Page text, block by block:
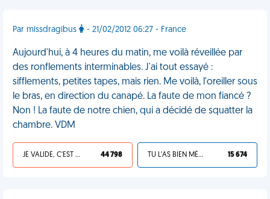
Par missdragibus - 21/02/2012 06:27 - France
Aujourd'hui, à 4 heures du matin, me voilà réveillée par
des ronflements interminables. J'ai tout essayé :
sifflements, petites tapes, mais rien. Me voilà, l'oreiller sous
le bras, en direction du canapé. La faute de mon fiancé ?
Non ! La faute de notre chien, qui a décidé de squatter la
chambre. VDM
JE VALIDE, C'EST UNE VDM 44 798 TU L'AS BIEN MÉRITÉ 15 674